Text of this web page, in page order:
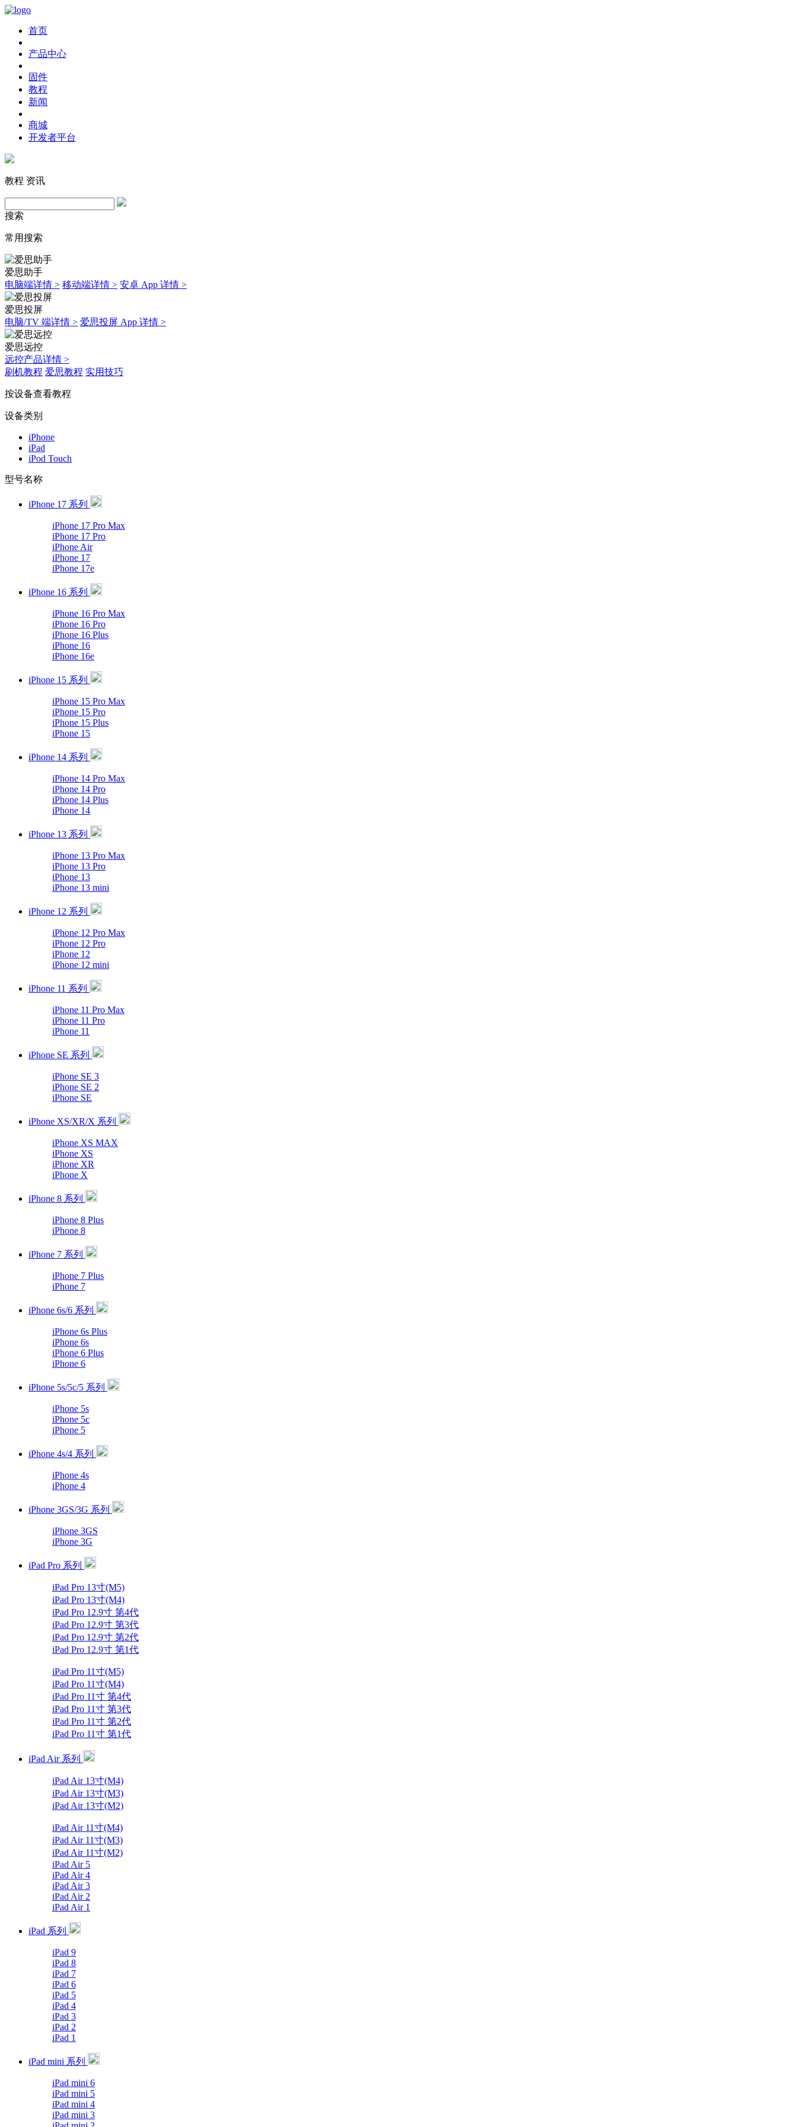
首页
产品中心
固件
教程
新闻
商城
开发者平台
教程 资讯
搜索
常用搜索
爱思助手
电脑端详情 > 移动端详情 > 安卓 App 详情 >
爱思投屏
电脑/TV 端详情 > 爱思投屏 App 详情 >
爱思远控
远控产品详情 >
刷机教程 爱思教程 实用技巧
按设备查看教程
设备类别
iPhone
iPad
iPod Touch
型号名称
iPhone 17 系列
iPhone 17 Pro Max
iPhone 17 Pro
iPhone Air
iPhone 17
iPhone 17e
iPhone 16 系列
iPhone 16 Pro Max
iPhone 16 Pro
iPhone 16 Plus
iPhone 16
iPhone 16e
iPhone 15 系列
iPhone 15 Pro Max
iPhone 15 Pro
iPhone 15 Plus
iPhone 15
iPhone 14 系列
iPhone 14 Pro Max
iPhone 14 Pro
iPhone 14 Plus
iPhone 14
iPhone 13 系列
iPhone 13 Pro Max
iPhone 13 Pro
iPhone 13
iPhone 13 mini
iPhone 12 系列
iPhone 12 Pro Max
iPhone 12 Pro
iPhone 12
iPhone 12 mini
iPhone 11 系列
iPhone 11 Pro Max
iPhone 11 Pro
iPhone 11
iPhone SE 系列
iPhone SE 3
iPhone SE 2
iPhone SE
iPhone XS/XR/X 系列
iPhone XS MAX
iPhone XS
iPhone XR
iPhone X
iPhone 8 系列
iPhone 8 Plus
iPhone 8
iPhone 7 系列
iPhone 7 Plus
iPhone 7
iPhone 6s/6 系列
iPhone 6s Plus
iPhone 6s
iPhone 6 Plus
iPhone 6
iPhone 5s/5c/5 系列
iPhone 5s
iPhone 5c
iPhone 5
iPhone 4s/4 系列
iPhone 4s
iPhone 4
iPhone 3GS/3G 系列
iPhone 3GS
iPhone 3G
iPad Pro 系列
iPad Pro 13寸(M5)
iPad Pro 13寸(M4)
iPad Pro 12.9寸 第4代
iPad Pro 12.9寸 第3代
iPad Pro 12.9寸 第2代
iPad Pro 12.9寸 第1代
iPad Pro 11寸(M5)
iPad Pro 11寸(M4)
iPad Pro 11寸 第4代
iPad Pro 11寸 第3代
iPad Pro 11寸 第2代
iPad Pro 11寸 第1代
iPad Air 系列
iPad Air 13寸(M4)
iPad Air 13寸(M3)
iPad Air 13寸(M2)
iPad Air 11寸(M4)
iPad Air 11寸(M3)
iPad Air 11寸(M2)
iPad Air 5
iPad Air 4
iPad Air 3
iPad Air 2
iPad Air 1
iPad 系列
iPad 9
iPad 8
iPad 7
iPad 6
iPad 5
iPad 4
iPad 3
iPad 2
iPad 1
iPad mini 系列
iPad mini 6
iPad mini 5
iPad mini 4
iPad mini 3